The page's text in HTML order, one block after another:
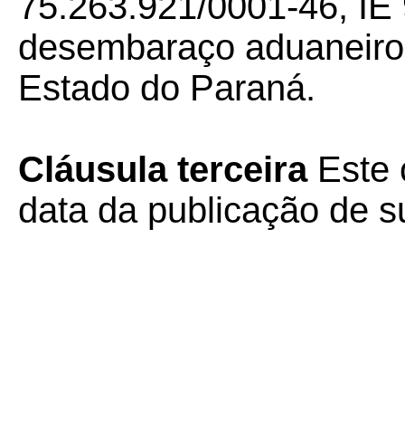
desembaraço
Estado do Paraná.
Cláusula terceiraEste
data da publicação de